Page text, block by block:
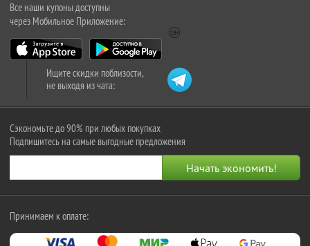
Все наши купоны доступны
через Мобильное Приложение:
Ищите скидки поблизости,
не выходя из чата:
Сэкономьте до 90% при любых покупках
Подпишитесь на самые выгодные предложения
Принимаем к оплате: